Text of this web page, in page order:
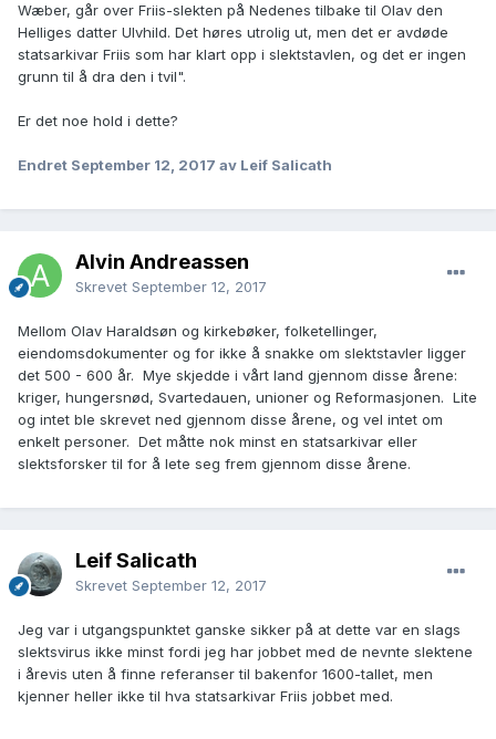
Wæber, går over Friis-slekten på Nedenes tilbake til Olav den
Helliges datter Ulvhild. Det høres utrolig ut, men det er avdøde
statsarkivar Friis som har klart opp i slektstavlen, og det er ingen
grunn til å dra den i tvil".
Er det noe hold i dette?
Endret September 12, 2017 av Leif Salicath
Alvin Andreassen
Skrevet September 12, 2017
Mellom Olav Haraldsøn og kirkebøker, folketellinger,
eiendomsdokumenter og for ikke å snakke om slektstavler ligger
det 500 - 600 år. Mye skjedde i vårt land gjennom disse årene:
kriger, hungersnød, Svartedauen, unioner og Reformasjonen. Lite
og intet ble skrevet ned gjennom disse årene, og vel intet om
enkelt personer. Det måtte nok minst en statsarkivar eller
slektsforsker til for å lete seg frem gjennom disse årene.
Leif Salicath
Skrevet September 12, 2017
Jeg var i utgangspunktet ganske sikker på at dette var en slags
slektsvirus ikke minst fordi jeg har jobbet med de nevnte slektene
i årevis uten å finne referanser til bakenfor 1600-tallet, men
kjenner heller ikke til hva statsarkivar Friis jobbet med.